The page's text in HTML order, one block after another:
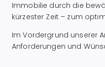
Immobilie durch die
kürzester Zeit – zum
Im Vordergrund unserer
Anforderungen und